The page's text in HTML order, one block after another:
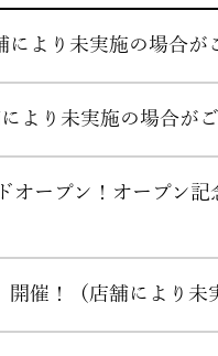
より未実施の場合が
より未実施の場合がご
ープン！オープン
催！（店舗により未